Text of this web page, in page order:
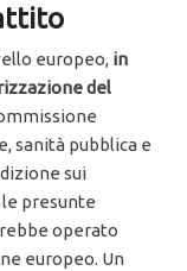
europeo, in
del
sanità pubblica e
sui
le presunte
operato
europeo. Un